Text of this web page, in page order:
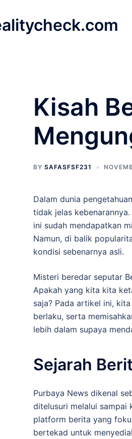
Kisah
BY SAFASFSF231
Dalam dunia
tidak jelas
ini sudah mendapatkan
Namun, di balik
kondisi sebenarnya asli.
Misteri beredar seputar
Apakah yang kita kita
saja? Pada artikel ini,
berlaku, serta
lebih dalam supaya
Sejarah
Purbaya News dikenal
ditelusuri melalui sampai
platform berita yang
bertekad untuk